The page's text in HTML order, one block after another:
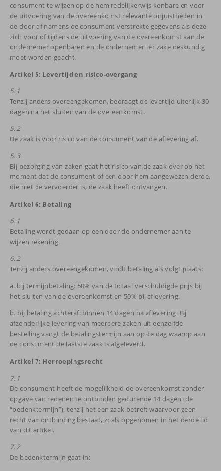
consument te wijzen op de hem redelijkerwijs kenbare en voor
de uitvoering van de overeenkomst relevante onjuistheden in
de door of namens de consument verstrekte gegevens als deze
zich voor of tijdens de uitvoering van de overeenkomst aan de
ondernemer openbaren en de ondernemer ter zake deskundig
moet worden geacht.
Artikel 5: Levertijd en risico-overgang
5.1
Tenzij anders overeengekomen, bedraagt de levertijd uiterlijk 30
dagen na het sluiten van de overeenkomst.
5.2
De zaak is voor risico van de consument van de aflevering af.
5.3
Bij bezorging van zaken gaat het risico van de zaak over op het
moment dat de consument of een door hem aangewezen derde,
die niet de vervoerder is, de zaak heeft ontvangen.
Artikel 6: Betaling
6.1
Betaling wordt gedaan op een door de ondernemer aan te
wijzen rekening.
6.2
Tenzij anders overeengekomen, vindt betaling als volgt plaats:
a. bij termijnbetaling: 50% van de totaal verschuldigde prijs bij
het sluiten van de overeenkomst en 50% bij aflevering.
b. bij betaling achteraf: binnen 14 dagen na aflevering. Bij
afzonderlijke levering van meerdere zaken uit eenzelfde
bestelling vangt de betalingstermijn aan op de dag waarop aan
de consument de laatste zaak is afgeleverd.
Artikel 7: Herroepingsrecht
7.1
De consument heeft de mogelijkheid de overeenkomst zonder
opgave van redenen te ontbinden gedurende 14 dagen (de
“bedenktermijn”), tenzij het een zaak betreft waarvoor geen
recht van ontbinding bestaat, zoals opgenomen in het derde lid
van dit artikel.
7.2
De bedenktermijn gaat in: